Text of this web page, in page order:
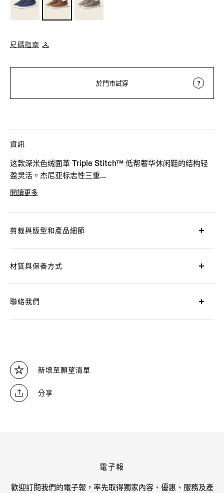
新增至願望清單
分享
尺碼指南
於門市試穿
資訊
这款深米色绒面革 Triple Stitch™ 低帮奢华休闲鞋的结构轻
盈灵活。杰尼亚标志性三重...
閱讀更多
剪裁與版型和產品細節
材質與保養方式
聯絡我們
電子報
歡迎訂閱我們的電子報，率先取得獨家內容、優惠、服務及產